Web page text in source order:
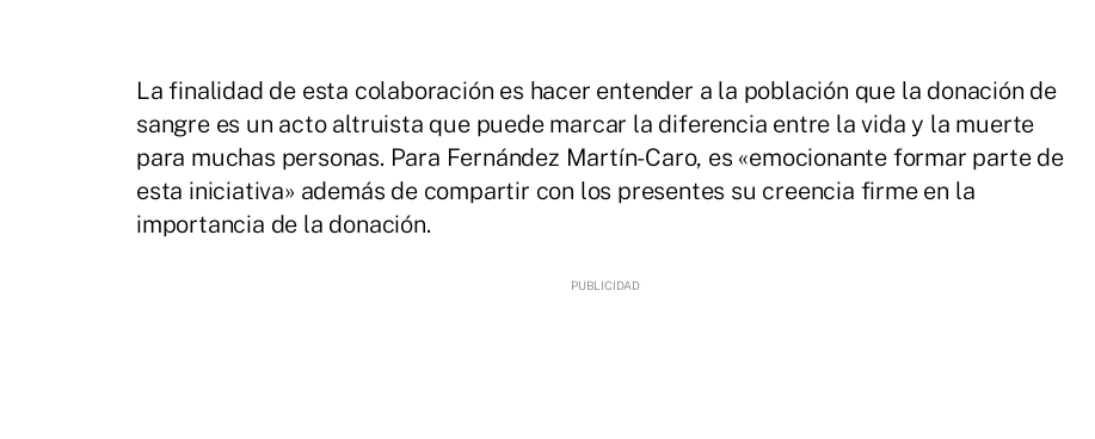
La finalidad de esta colaboración es hacer entender a la población que la donación de
sangre es un acto altruista que puede marcar la diferencia entre la vida y la muerte
para muchas personas. Para Fernández Martín-Caro, es «emocionante formar parte de
esta iniciativa» además de compartir con los presentes su creencia firme en la
importancia de la donación.